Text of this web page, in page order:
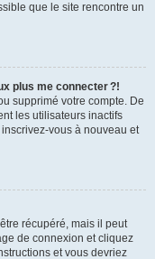
que le site rencontre un
plus me connecter ?!
supprimé votre compte. De
les utilisateurs inactifs
vous à nouveau et
récupéré, mais il peut
de connexion et cliquez
et vous devriez